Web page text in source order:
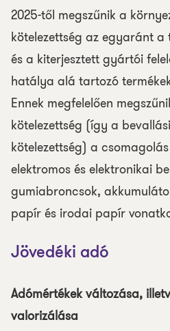
2025-től megszűnik a
kötelezettség az egyaránt
és a kiterjesztett gyártói
hatálya alá tartozó
Ennek megfelelően
kötelezettség (így a
kötelezettség) a
elektromos és elektronikai
gumiabroncsok,
papír és irodai papír
Jövedéki adó
Adómértékek változása,
valorizálása